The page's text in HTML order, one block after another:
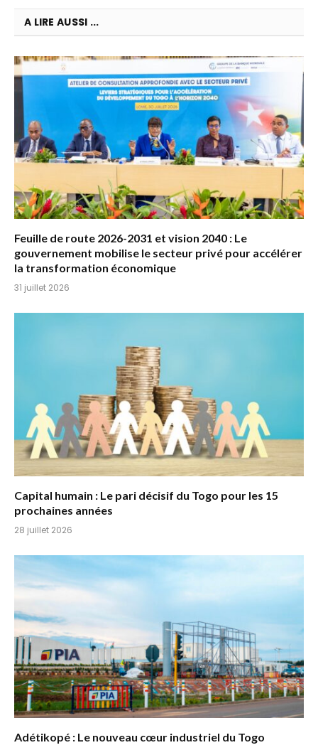
A LIRE AUSSI ...
Feuille de route 2026-2031 et vision 2040 : Le
gouvernement mobilise le secteur privé pour accélérer
la transformation économique
31 juillet 2026
Capital humain : Le pari décisif du Togo pour les 15
prochaines années
28 juillet 2026
Adétikopé : Le nouveau cœur industriel du Togo